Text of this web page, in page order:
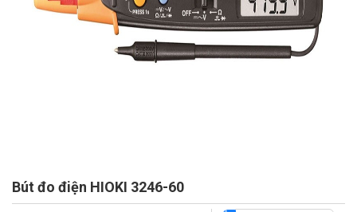
Bút đo điện HIOKI 3246-60